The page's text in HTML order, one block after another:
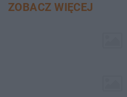
ZOBACZ WIĘCEJ